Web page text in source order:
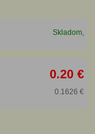
Skladom,
0.20 €
0.1626 €